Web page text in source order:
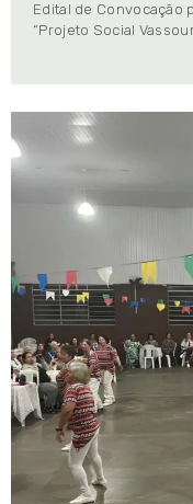
Edital de Convocação
“Projeto Social